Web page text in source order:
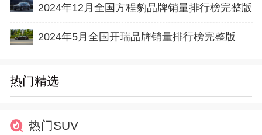
2024年12月全国方程豹品牌销量排行榜完整版
2024年5月全国开瑞品牌销量排行榜完整版
热门精选
热门SUV